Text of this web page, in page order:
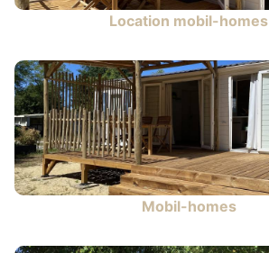
Location mobil-homes
Mobil-homes